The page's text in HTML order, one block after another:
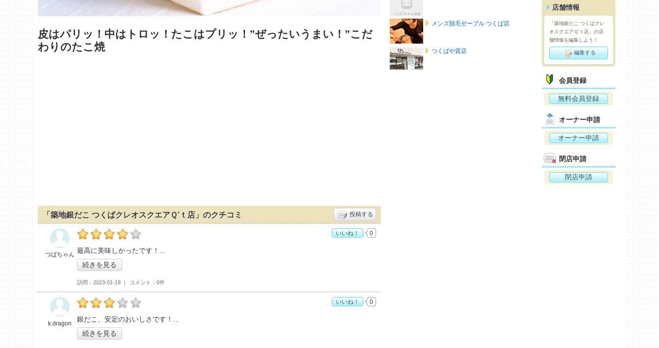
皮はパリッ！中はトロッ！たこはプリッ！”ぜったいうまい！”こだ
わりのたこ焼
「築地銀だこ つくばクレオスクエアＱ’ｔ店」のクチコミ 投稿する
の「築地銀だこ つくばクレオスクエアＱ’ｔ店」おすすめ度：
最高に美味しかったです！
続きを見る
訪問 2023-01-19 コメント 0件
つばちゃん
いいね！ 0
の「築地銀だこ つくばクレオスクエアＱ’ｔ店」おすすめ度：
銀だこ、安定のおいしさです！
続きを見る
k.dragon
いいね！ 0
メンズ脱毛ゼーブル つくば店
つくばや質店
店舗情報
「築地銀だこ つくばクレ
オスクエアＱ’ｔ店」の店
舗情報を編集しよう！
編集する
会員登録
無料会員登録
オーナー申請
オーナー申請
閉店申請
閉店申請